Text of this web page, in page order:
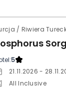
/ Riwiera
5
21.11.2026 -
All Inclusive